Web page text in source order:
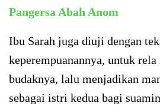
Pangersa Abah Anom
Ibu Sarah juga diuji dengan
keperempuanannya, untuk rela
budaknya, lalu menjadikan
sebagai istri kedua bagi